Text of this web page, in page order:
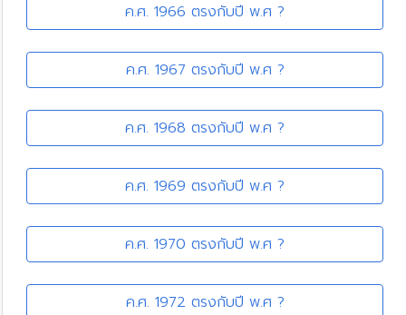
ค.ศ. 1966 ตรงกับปี พ.ศ ?
ค.ศ. 1967 ตรงกับปี พ.ศ ?
ค.ศ. 1968 ตรงกับปี พ.ศ ?
ค.ศ. 1969 ตรงกับปี พ.ศ ?
ค.ศ. 1970 ตรงกับปี พ.ศ ?
ค.ศ. 1972 ตรงกับปี พ.ศ ?